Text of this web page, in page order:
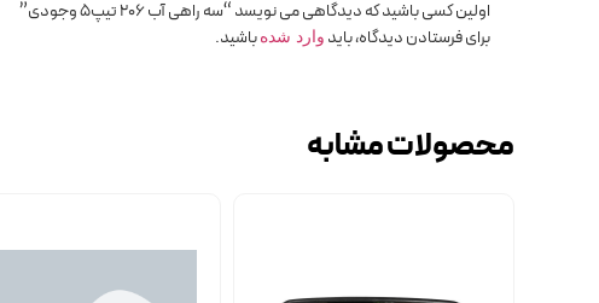
اولین کسی باشید که دیدگاهی می نویسد “سه راهی آب 206 تیپ5 وجودی”
برای فرستادن دیدگاه، باید وارد شده باشید.
محصولات مشابه